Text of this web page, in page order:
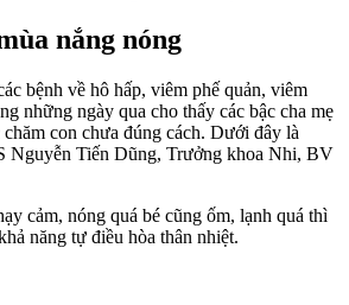
nắng nóng
bệnh về hô hấp, viêm phế quản, viêm
những ngày qua cho thấy các bậc cha mẹ
con chưa đúng cách. Dưới đây là
Nguyễn Tiến Dũng, Trưởng khoa Nhi, BV
cảm, nóng quá bé cũng ốm, lạnh quá thì
năng tự điều hòa thân nhiệt.